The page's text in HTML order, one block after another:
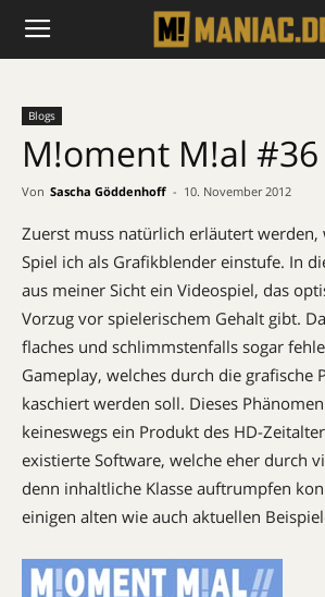
Blogs
M!oment M!al #36
Von Sascha Göddenhoff - 10. November 2012
Zuerst muss natürlich erläutert werden,
Spiel ich als Grafikblender einstufe. In
aus meiner Sicht ein Videospiel, das
Vorzug vor spielerischem Gehalt gibt.
flaches und schlimmstenfalls sogar
Gameplay, welches durch die grafische
kaschiert werden soll. Dieses
keineswegs ein Produkt des HD-
existierte Software, welche eher durch
denn inhaltliche Klasse auftrumpfen
einigen alten wie auch aktuellen